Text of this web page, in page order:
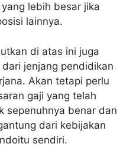
lebih besar jika
lainnya.
di atas ini juga
jenjang pendidikan
Akan tetapi perlu
gaji yang telah
sepenuhnya benar dan
dari kebijakan
sendiri.